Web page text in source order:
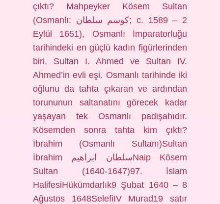
çıktı? Mahpeyker Kösem Sultan
(Osmanlı: كوسم سلطان; c. 1589 – 2
Eylül 1651), Osmanlı İmparatorluğu
tarihindeki en güçlü kadın figürlerinden
biri, Sultan I. Ahmed ve Sultan IV.
Ahmed’in evli eşi. Osmanlı tarihinde iki
oğlunu da tahta çıkaran ve ardından
torununun saltanatını görecek kadar
yaşayan tek Osmanlı padişahıdır.
Kösemden sonra tahta kim çıktı?
İbrahim (Osmanlı Sultanı)Sultan
İbrahim سلطان ابراهيمNaip Kösem
Sultan (1640-1647)97. İslam
HalifesiHükümdarlık9 Şubat 1640 – 8
Ağustos 1648SelefiIV Murad19 satır